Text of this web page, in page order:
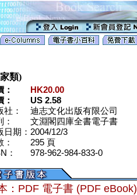
類)
：
HK20.00
：
US 2.58
社：
迪志文化出版有限公司
：
文淵閣四庫全書電子書
日期： 2004/12/3
：
295 頁
：
978-962-984-833-0
：PDF 電子書 (PDF